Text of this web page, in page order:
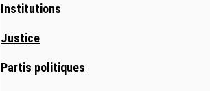
Institutions
Justice
Partis politiques